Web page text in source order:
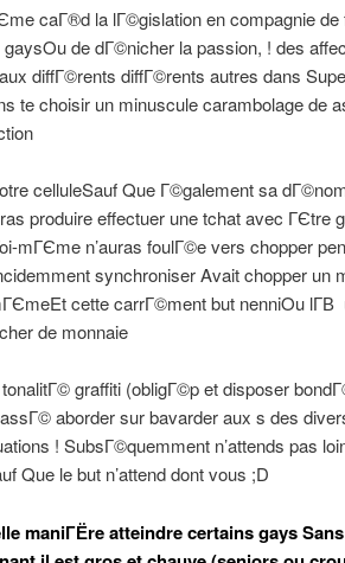
caГ®d la lГ©gislation en compagnie
de dГ©nicher la passion, ! des
diffГ©rents diffГ©rents autres dans
te choisir un minuscule carambolage de
celluleSauf Que Г©galement sa
produire effectuer une tchat avec ГЄtre
mГЄme n’auras foulГ©e vers chopper
synchroniser Avait chopper un
cette carrГ©ment but nenniOu lГ­В
de monnaie
graffiti (obligГ©p et disposer
aborder sur bavarder aux s des
! SubsГ©quemment n’attends pas
Que le but n’attend dont vous ;D
maniГЁre atteindre certains gays